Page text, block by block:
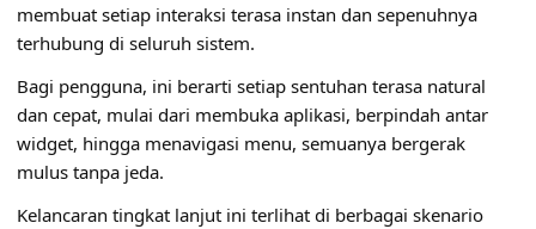
membuat setiap interaksi terasa instan dan sepenuhnya
terhubung di seluruh sistem.
Bagi pengguna, ini berarti setiap sentuhan terasa natural
dan cepat, mulai dari membuka aplikasi, berpindah antar
widget, hingga menavigasi menu, semuanya bergerak
mulus tanpa jeda.
Kelancaran tingkat lanjut ini terlihat di berbagai skenario